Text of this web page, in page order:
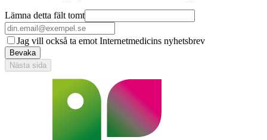
Lämna detta fält tomt
Jag vill också ta emot Internetmedicins nyhetsbrev
Bevaka
Nästa sida